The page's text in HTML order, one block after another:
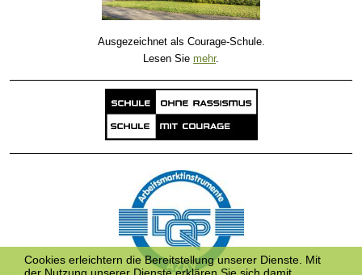
Ausgezeichnet als Courage-Schule.
Lesen Sie mehr.
Cookies erleichtern die Bereitstellung unserer Dienste. Mit